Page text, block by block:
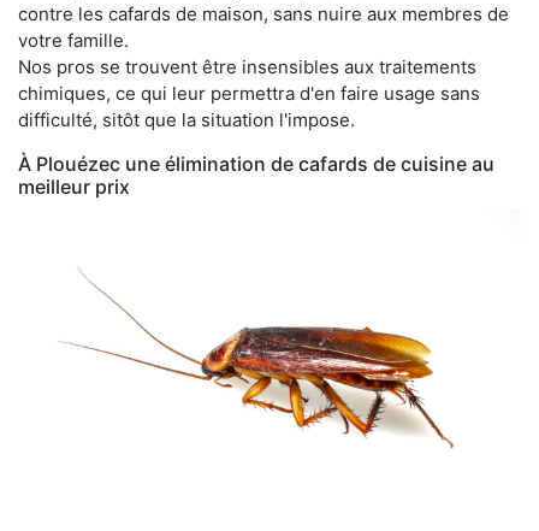
contre les cafards de maison, sans nuire aux membres de
votre famille.
Nos pros se trouvent être insensibles aux traitements
chimiques, ce qui leur permettra d'en faire usage sans
difficulté, sitôt que la situation l'impose.
À Plouézec une élimination de cafards de cuisine au
meilleur prix